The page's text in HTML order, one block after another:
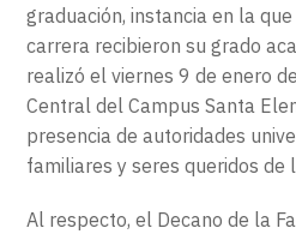
graduación, instancia en la
carrera recibieron su grado
realizó el viernes 9 de enero
Central del Campus Santa
presencia de autoridades
familiares y seres queridos de
Al respecto, el Decano de la